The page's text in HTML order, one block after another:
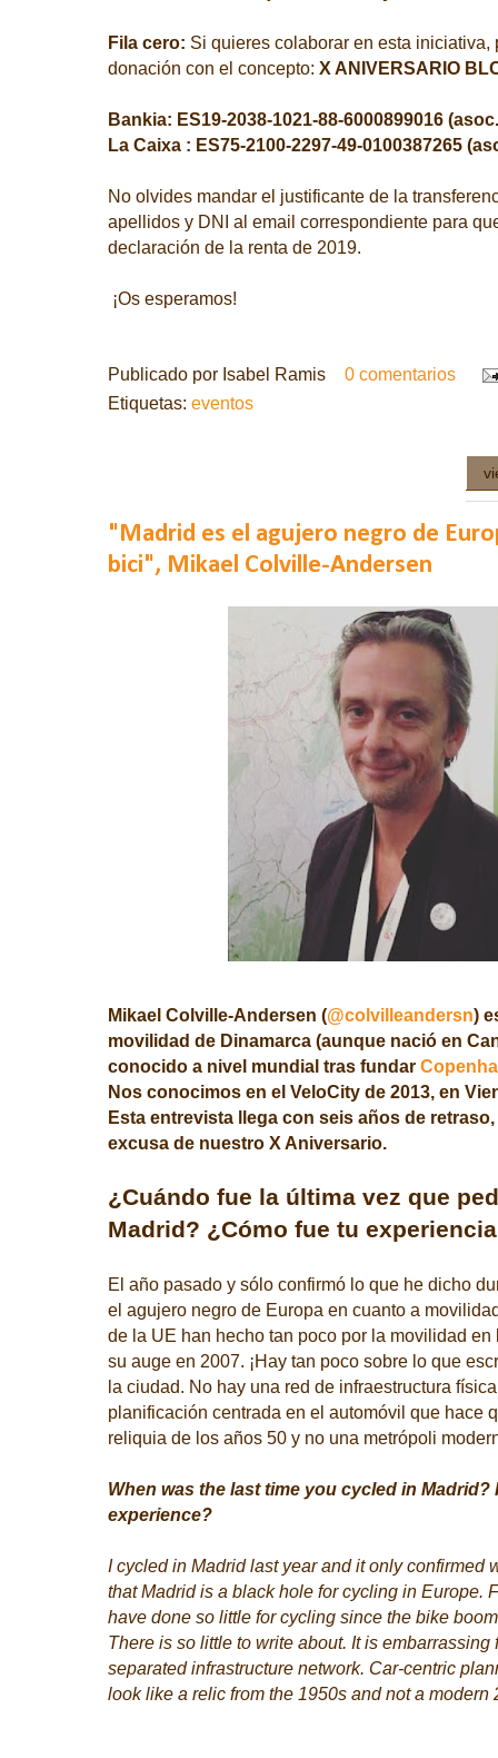
Fila cero: Si quieres colaborar en esta iniciativa,
donación con el concepto: X ANIVERSARIO
Bankia: ES19-2038-1021-88-6000899016 (
La Caixa : ES75-2100-2297-49-0100387265 (
No olvides mandar el justificante de la
apellidos y DNI al email correspondiente para
declaración de la renta de 2019.
¡Os esperamos!
Publicado por Isabel Ramis
0 comentarios
Etiquetas: eventos
"Madrid es el agujero negro de
bici", Mikael Colville-Andersen
Mikael Colville-Andersen (@colvilleandersn)
movilidad de Dinamarca (aunque nació en
conocido a nivel mundial tras fundar
Nos conocimos en el VeloCity de 2013, en
Esta entrevista llega con seis años de
excusa de nuestro X Aniversario.
¿Cuándo fue la última vez que
Madrid? ¿Cómo fue tu
El año pasado y sólo confirmó lo que he dicho
el agujero negro de Europa en cuanto a
de la UE han hecho tan poco por la movilidad
su auge en 2007. ¡Hay tan poco sobre lo que
la ciudad. No hay una red de infraestructura
planificación centrada en el automóvil que hace
reliquia de los años 50 y no una metrópoli
When was the last time you cycled in Madrid?
experience?
I cycled in Madrid last year and it only confirmed
that Madrid is a black hole for cycling in Europe.
have done so little for cycling since the bike
There is so little to write about. It is
separated infrastructure network. Car-centric
look like a relic from the 1950s and not a modern